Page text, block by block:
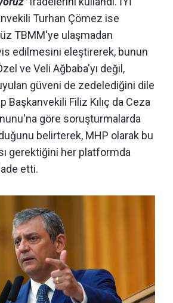
Turhan Çömez ise
TBMM'ye ulaşmadan
edilmesini eleştirerek, bunun
ve Veli Ağbaba'yı değil,
güveni de zedelediğini dile
Başkanvekili Filiz Kılıç da Ceza
göre soruşturmalarda
belirterek, MHP olarak bu
gerektiğini her platformda
etti.